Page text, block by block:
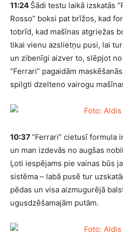
11:24 Šādi testu laikā izskatās
Rosso” boksi pat brīžos, kad
tobrīd, kad mašīnas atgriežas
tikai vienu azslietņu pusi, lai
un zibenīgi aizver to, slēpjot
“Ferrari” pagaidām
spilgti dzelteno vairogu
10:37“Ferrari” cietusī formula
un man izdevās no augšas
Ļoti iespējams pie vainas būs
sistēma – labā pusē tur
pēdas un visa aizmugurējā
ugusdzēšamajām putām.